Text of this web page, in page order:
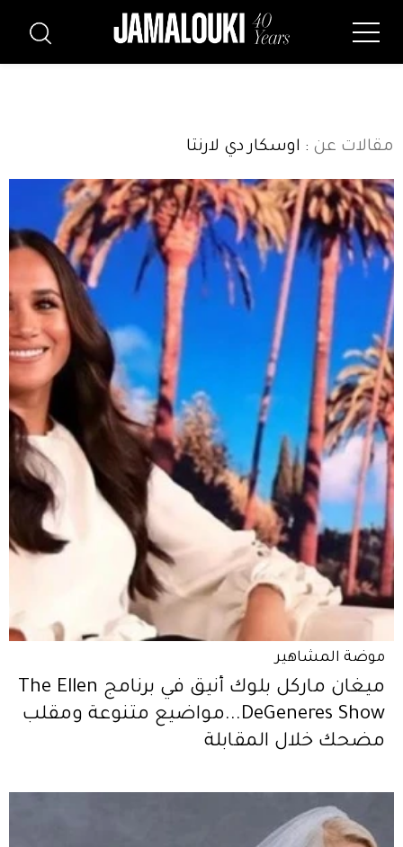
مقالات عن : اوسكار دي لارنتا
موضة المشاهير
ميغان ماركل بلوك أنيق في برنامج The Ellen
DeGeneres Show...مواضيع متنوعة ومقلب
مضحك خلال المقابلة